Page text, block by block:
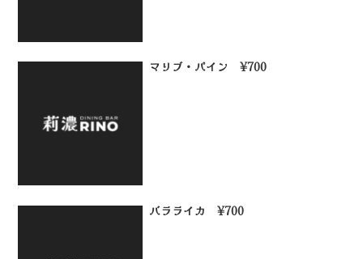
マリブ・パイン ¥700
バラライカ ¥700